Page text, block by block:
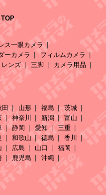
ス一眼カメラ
ーカメラ
フィルムカメラ
レンズ 三脚 カメラ用品
田 山形 福島
茨城
神奈川 新潟
富山
静岡 愛知
三重
和歌山 徳島
香川
広島 山口
福岡
鹿児島 沖縄